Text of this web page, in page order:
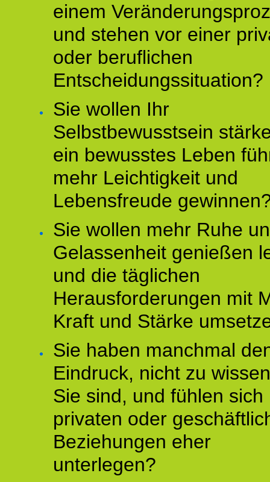
einem
und stehen vor einer
oder beruflichen
Entscheidungssituation?
Sie wollen Ihr
Selbstbewusstsein
ein bewusstes Leben
mehr Leichtigkeit und
Lebensfreude
Sie wollen mehr Ruhe
Gelassenheit genießen
und die täglichen
Herausforderungen mit
Kraft und Stärke
Sie haben manchmal
Eindruck, nicht zu
Sie sind, und fühlen sich
privaten oder
Beziehungen eher
unterlegen?